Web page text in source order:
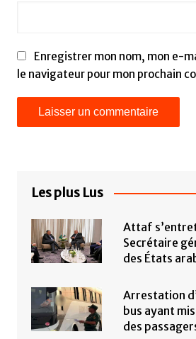
Enregistrer mon nom, mon e-
le navigateur pour mon prochain
Les plus Lus
Attaf
Secrétaire
des États
Arrestation
bus ayant
des